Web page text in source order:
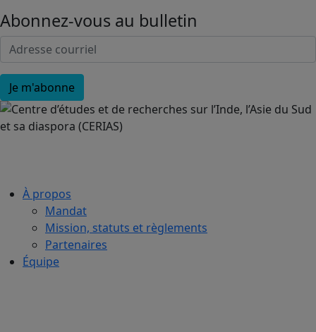
Abonnez-vous au bulletin
À propos
Mandat
Mission, statuts et règlements
Partenaires
Équipe